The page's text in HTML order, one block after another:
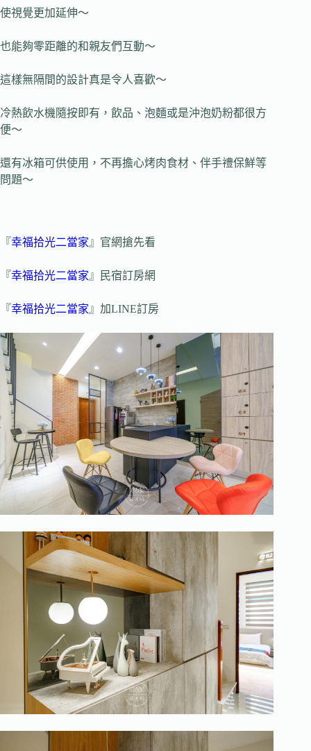
使視覺更加延伸～
也能夠零距離的和親友們互動～
這樣無隔間的設計真是令人喜歡～
冷熱飲水機隨按即有，飲品、泡麵或是沖泡奶粉都很方
便～
還有冰箱可供使用，不再擔心烤肉食材、伴手禮保鮮等
問題～
『幸福拾光二當家 』官網搶先看
『幸福拾光二當家 』民宿訂房網
『幸福拾光二當家 』加LINE訂房